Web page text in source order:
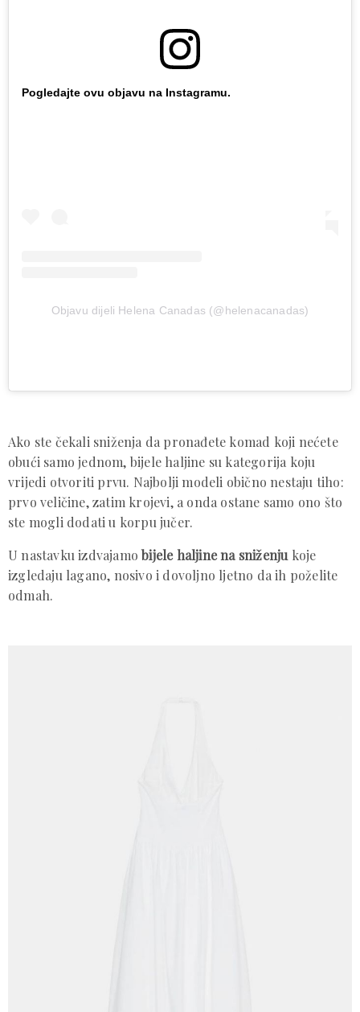
Pogledajte ovu objavu na Instagramu.
Objavu dijeli Helena Canadas (@helenacanadas)
Ako ste čekali sniženja da pronađete komad koji nećete
obući samo jednom, bijele haljine su kategorija koju
vrijedi otvoriti prvu. Najbolji modeli obično nestaju tiho:
prvo veličine, zatim krojevi, a onda ostane samo ono što
ste mogli dodati u korpu jučer.
U nastavku izdvajamobijele haljine na sniženju koje
izgledaju lagano, nosivo i dovoljno ljetno da ih poželite
odmah.